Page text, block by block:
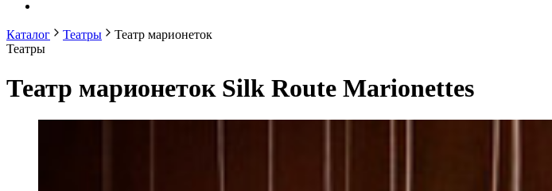
Каталог Театры
Театр марионеток
Театры
Театр марионеток Silk Route Marionettes